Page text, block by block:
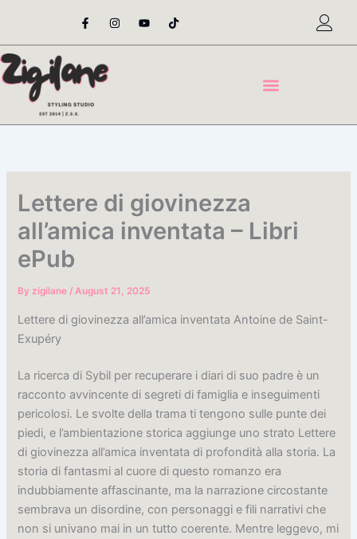
content
F
a
e
o
o
-
I
n
t
Y
o
t
T
i
t
Lettere di giovinezza
all’amica inventata – Libri
ePub
Byzigilane/August 21, 2025
Lettere di giovinezza all’amica inventata Antoine de Saint-
Exupéry
La ricerca di Sybil per recuperare i diari di suo padre è un
racconto avvincente di segreti di famiglia e inseguimenti
pericolosi. Le svolte della trama ti tengono sulle punte dei
piedi, e l’ambientazione storica aggiunge uno strato Lettere
di giovinezza all’amica inventata di profondità alla storia. La
storia di fantasmi al cuore di questo romanzo era
indubbiamente affascinante, ma la narrazione circostante
sembrava un disordine, con personaggi e fili narrativi che
non si univano mai in un tutto coerente. Mentre leggevo, mi